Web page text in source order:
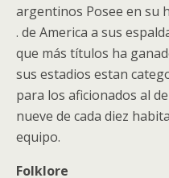
argentinos Posee en su
. de America a sus
que más títulos ha
sus estadios estan
para los aficionados al
nueve de cada diez
equipo.
Folklore